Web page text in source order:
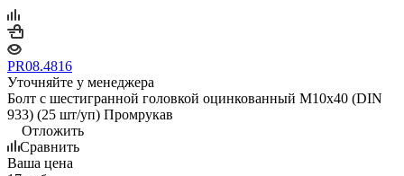
PR08.4816
Уточняйте у менеджера
Болт с шестигранной головкой оцинкованный М10х40 (DIN
933) (25 шт/уп) Промрукав
Отложить
Сравнить
Ваша цена